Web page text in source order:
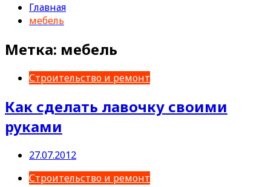
Главная
мебель
Метка: мебель
Строительство и ремонт
Как сделать лавочку своими
руками
27.07.2012
Строительство и ремонт